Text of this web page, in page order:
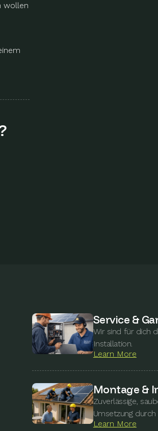
wollen
Service &
Wir sind für dich
Installation.
Learn More
Montage &
Zuverlässige,
Umsetzung durch
Learn More